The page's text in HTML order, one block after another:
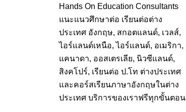
Hands On Education Consultants
แนะแนวศึกษาต่อ เรียนต่อต่าง
ประเทศ อังกฤษ, สกอตแลนด์, เวลส์,
ไอร์แลนด์เหนือ, ไอร์แลนด์, อเมริกา,
แคนาดา, ออสเตรเลีย, นิวซีแลนด์,
สิงคโปร์, เรียนต่อ ป.โท ต่างประเทศ
และคอร์สเรียนภาษาอังกฤษในต่าง
ประเทศ บริการของเราฟรีทุกขั้นตอน